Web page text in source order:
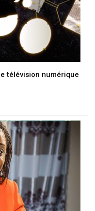
télévision numérique